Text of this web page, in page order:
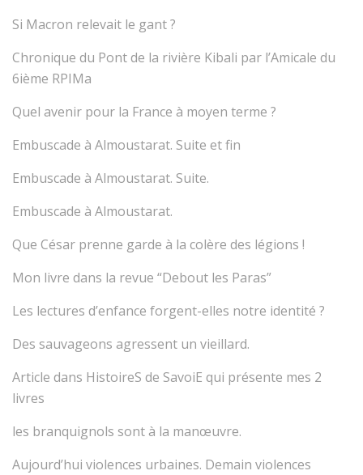
Si Macron relevait le gant ?
Chronique du Pont de la rivière Kibali par l’Amicale du
6ième RPIMa
Quel avenir pour la France à moyen terme ?
Embuscade à Almoustarat. Suite et fin
Embuscade à Almoustarat. Suite.
Embuscade à Almoustarat.
Que César prenne garde à la colère des légions !
Mon livre dans la revue “Debout les Paras”
Les lectures d’enfance forgent-elles notre identité ?
Des sauvageons agressent un vieillard.
Article dans HistoireS de SavoiE qui présente mes 2
livres
les branquignols sont à la manœuvre.
Aujourd’hui violences urbaines. Demain violences